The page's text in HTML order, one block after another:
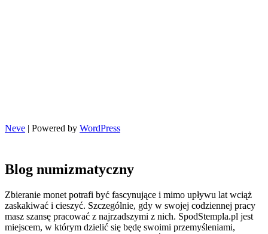
Neve | Powered by WordPress
Blog numizmatyczny
Zbieranie monet potrafi być fascynujące i mimo upływu lat wciąż
zaskakiwać i cieszyć. Szczególnie, gdy w swojej codziennej pracy
masz szansę pracować z najrzadszymi z nich. SpodStempla.pl jest
miejscem, w którym dzielić się będę swoimi przemyśleniami,